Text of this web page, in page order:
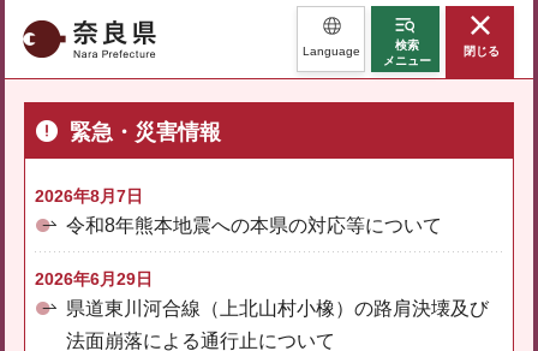
奈良県 Language
検索
メニュー
閉じる
緊急・災害情報
2026年8月7日
令和8年熊本地震への本県の対応等について
2026年6月29日
県道東川河合線（上北山村小橡）の路肩決壊及び
法面崩落による通行止について